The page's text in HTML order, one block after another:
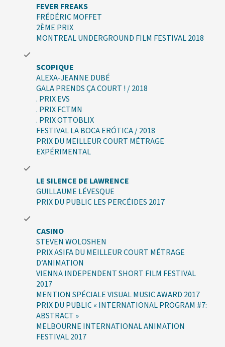
FEVER FREAKS
FRÉDÉRIC MOFFET
2ÈME PRIX
MONTREAL UNDERGROUND FILM FESTIVAL 2018
SCOPIQUE
ALEXA-JEANNE DUBÉ
GALA PRENDS ÇA COURT ! / 2018
. PRIX EVS
. PRIX FCTMN
. PRIX OTTOBLIX
FESTIVAL LA BOCA ERÓTICA / 2018
PRIX DU MEILLEUR COURT MÉTRAGE
EXPÉRIMENTAL
LE SILENCE DE LAWRENCE
GUILLAUME LÉVESQUE
PRIX DU PUBLIC LES PERCÉIDES 2017
CASINO
STEVEN WOLOSHEN
PRIX ASIFA DU MEILLEUR COURT MÉTRAGE
D’ANIMATION
VIENNA INDEPENDENT SHORT FILM FESTIVAL
2017
MENTION SPÉCIALE VISUAL MUSIC AWARD 2017
PRIX DU PUBLIC « INTERNATIONAL PROGRAM #7:
ABSTRACT »
MELBOURNE INTERNATIONAL ANIMATION
FESTIVAL 2017